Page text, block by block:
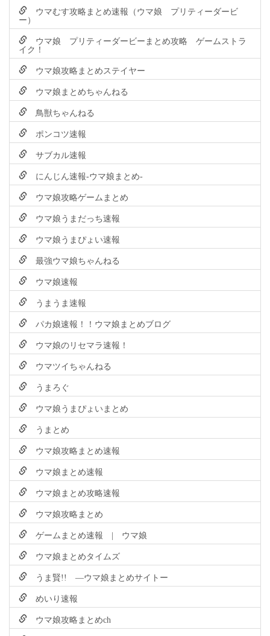
ウマむす攻略まとめ速報（ウマ娘 プリティーダービ
ー）
ウマ娘 プリティーダービーまとめ攻略 ゲームストラ
イク！
ウマ娘攻略まとめステイヤー
ウマ娘まとめちゃんねる
鳥獣ちゃんねる
ポンコツ速報
サブカル速報
にんじん速報-ウマ娘まとめ-
ウマ娘攻略ゲームまとめ
ウマ娘うまだっち速報
ウマ娘うまぴょい速報
最強ウマ娘ちゃんねる
ウマ娘速報
うまうま速報
パカ娘速報！！ウマ娘まとめブログ
ウマ娘のリセマラ速報！
ウマツイちゃんねる
うまろぐ
ウマ娘うまぴょいまとめ
うまとめ
ウマ娘攻略まとめ速報
ウマ娘まとめ速報
ウマ娘まとめ攻略速報
ウマ娘攻略まとめ
ゲームまとめ速報 | ウマ娘
ウマ娘まとめタイムズ
うま賢!! ―ウマ娘まとめサイトー
めいり速報
ウマ娘攻略まとめch